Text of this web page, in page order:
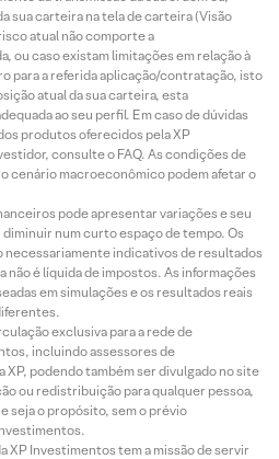
sua carteira na tela de carteira (Visão
atual não comporte a
ou caso existam limitações em relação à
para a referida aplicação/contratação, isto
atual da sua carteira, esta
ao seu perfil. Em caso de dúvidas
produtos oferecidos pela XP
consulte o FAQ. As condições de
cenário macroeconômico podem afetar o
pode apresentar variações e seu
num curto espaço de tempo. Os
necessariamente indicativos de resultados
é líquida de impostos. As informações
em simulações e os resultados reais
exclusiva para a rede de
incluindo assessores de
podendo também ser divulgado no site
ou redistribuição para qualquer pessoa,
seja o propósito, sem o prévio
XP Investimentos tem a missão de servir